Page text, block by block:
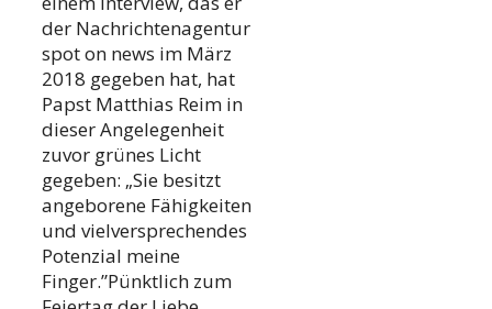
der Nachrichtenagentur
spot on news im März
2018 gegeben hat, hat
Papst Matthias Reim in
dieser Angelegenheit
zuvor grünes Licht
gegeben: „Sie besitzt
angeborene Fähigkeiten
und vielversprechendes
Potenzial meine
Finger.”Pünktlich zum